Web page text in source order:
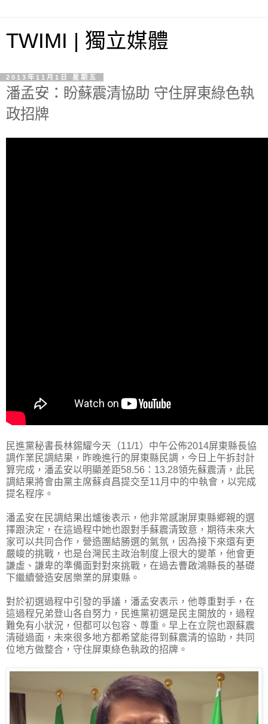
TWIMI | 獨立媒體
2013年11月1日 星期五
潘孟安：盼蘇震清協助 守住屏東綠色執
政招牌
民進黨秘書長林錫耀今天（11/1）中午公佈2014屏東縣長協
調作業民調結果，昨晚進行的屏東縣民調，今日上午拆封計
算完成，潘孟安以明顯差距58.56：13.28領先蘇震清，此民
調結果將會由黨主席蘇貞昌提交至11月中的中執會，以完成
提名程序。
潘孟安在民調結果出爐後表示，他非常感謝屏東縣鄉親的選
擇跟決定，在這過程中她也跟對手蘇震清致意，期待未來大
家可以共同合作，營造團結勝選的氣氛，因為接下來還有更
嚴峻的挑戰，也是台灣民主政治制度上很大的變革，他會更
謙虛、謙卑的準備面對對來挑戰，在過去曹啟鴻縣長的基礎
下繼續營造安居樂業的屏東縣。
對於初選過程中引發的爭議，潘孟安表示，他尊重對手，在
這過程兄弟登山各自努力，民進黨初選是民主開放的，過程
難免有小狀況，但都可以包容、尊重。早上在立院也跟蘇震
清碰過面，未來很多地方都希望能得到蘇震清的協助，共同
位地方做整合，守住屏東綠色執政的招牌。